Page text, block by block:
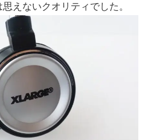
えないクオリティでした。